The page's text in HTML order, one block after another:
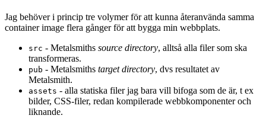
Jag behöver i princip tre volymer för att kunna återanvända samma
container image flera gånger för att bygga min webbplats.
src - Metalsmiths source directory, alltså alla filer som ska
transformeras.
pub - Metalsmiths target directory, dvs resultatet av
Metalsmith.
assets - alla statiska filer jag bara vill bifoga som de är, t ex
bilder, CSS-filer, redan kompilerade webbkomponenter och
liknande.